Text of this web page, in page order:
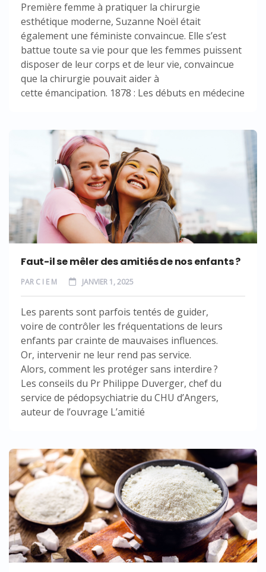
Première femme à pratiquer la chirurgie
esthétique moderne, Suzanne Noël était
également une féministe convaincue. Elle s’est
battue toute sa vie pour que les femmes puissent
disposer de leur corps et de leur vie, convaincue
que la chirurgie pouvait aider à
cette émancipation. 1878 : Les débuts en médecine
Faut-il se mêler des amitiés de nos enfants ?
PAR C I E M JANVIER 1, 2025
Les parents sont parfois tentés de guider,
voire de contrôler les fréquentations de leurs
enfants par crainte de mauvaises influences.
Or, intervenir ne leur rend pas service.
Alors, comment les protéger sans interdire ?
Les conseils du Pr Philippe Duverger, chef du
service de pédopsychiatrie du CHU d’Angers,
auteur de l’ouvrage L’amitié